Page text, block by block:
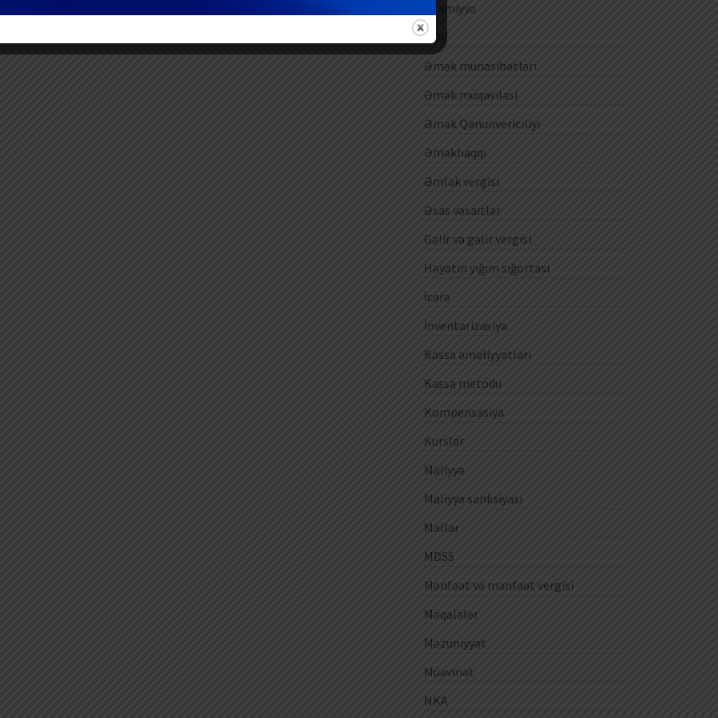
Ezamiyyə
ƏDV
Əmək münasibətləri
Əmək müqaviləsi
Əmək Qanunvericiliyi
Əməkhaqqı
Əmlak vergisi
Əsas vəsaitlər
Gəlir və gəlir vergisi
Həyatın yığım sığortası
İcarə
İnventarizasiya
Kassa əməliyyatları
Kassa metodu
Kompensasiya
Kurslar
Maliyyə
Maliyyə sanksiyası
Mallar
MDSS
Mənfəət və mənfəət vergisi
Məqalələr
Məzuniyyət
Müavinət
NKA